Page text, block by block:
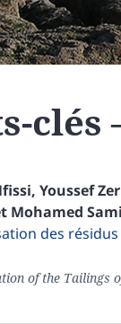
clés
, Youssef
Mohamed
des
of the Tailings